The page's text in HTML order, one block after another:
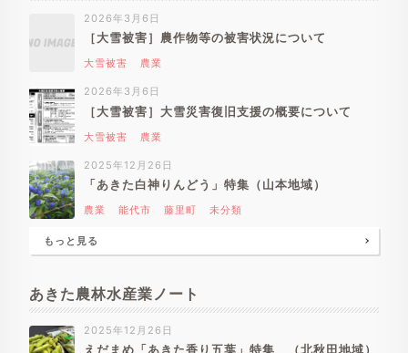
2026年3月6日
［大雪被害］農作物等の被害状況について
大雪被害 農業
2026年3月6日
［大雪被害］大雪災害復旧支援の概要について
大雪被害 農業
2025年12月26日
「あきた白神りんどう」特集（山本地域）
農業 能代市 藤里町 未分類
もっと見る
あきた農林水産業ノート
2025年12月26日
えだまめ「あきた香り五葉」特集 （北秋田地域）